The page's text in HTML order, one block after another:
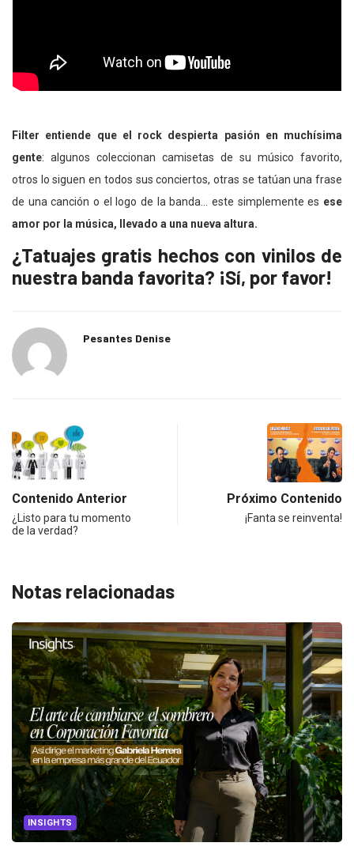
Filter entiende que el rock despierta pasión en muchísima
gente: algunos coleccionan camisetas de su músico favorito,
otros lo siguen en todos sus conciertos, otras se tatúan una frase
de una canción o el logo de la banda… este simplemente es ese
amor por la música, llevado a una nueva altura.
¿Tatuajes gratis hechos con vinilos de
nuestra banda favorita? ¡Sí, por favor!
Pesantes Denise
Contenido Anterior
¿Listo para tu momento
de la verdad?
Próximo Contenido
¡Fanta se reinventa!
Notas relacionadas
INSIGHTS